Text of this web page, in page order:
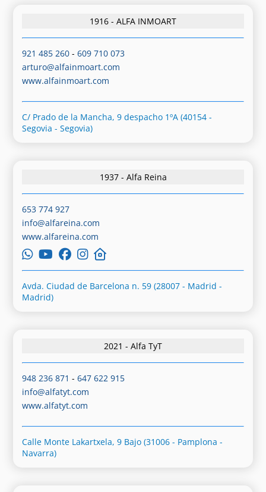
1916 - ALFA INMOART
921 485 260 -609 710 073
arturo@alfainmoart.com
www.alfainmoart.com
C/ Prado de la Mancha, 9 despacho 1ºA (40154 -
Segovia - Segovia)
1937 - Alfa Reina
653 774 927
info@alfareina.com
www.alfareina.com
Avda. Ciudad de Barcelona n. 59 (28007 - Madrid -
Madrid)
2021 - Alfa TyT
948 236 871 -647 622 915
info@alfatyt.com
www.alfatyt.com
Calle Monte Lakartxela, 9 Bajo (31006 - Pamplona -
Navarra)